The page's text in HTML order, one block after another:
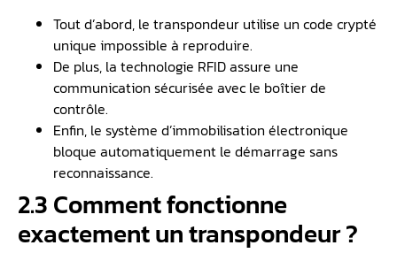
Tout d’abord, le transpondeur utilise un code crypté
unique impossible à reproduire.
De plus, la technologie RFID assure une
communication sécurisée avec le boîtier de
contrôle.
Enfin, le système d’immobilisation électronique
bloque automatiquement le démarrage sans
reconnaissance.
2.3 Comment fonctionne
exactement un transpondeur ?